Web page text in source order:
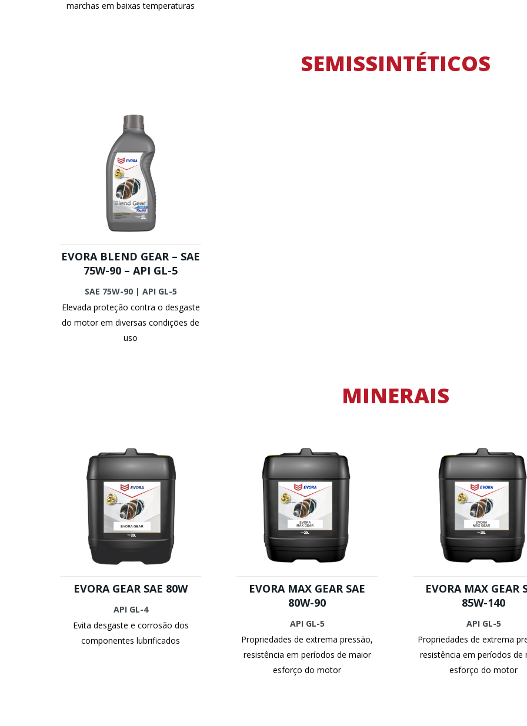
marchas em baixas temperaturas
SEMISSINTÉTICOS
EVORA BLEND GEAR – SAE
75W-90 – API GL-5
SAE 75W-90 | API GL-5
Elevada proteção contra o desgaste
do motor em diversas condições de
uso
MINERAIS
EVORA GEAR SAE 80W
API GL-4
Evita desgaste e corrosão dos
componentes lubrificados
EVORA MAX GEAR SAE
80W-90
API GL-5
Propriedades de extrema pressão,
resistência em períodos de maior
esforço do motor
EVORA MAX GEAR
85W-140
API GL-5
Propriedades de extrema
resistência em períodos de
esforço do motor